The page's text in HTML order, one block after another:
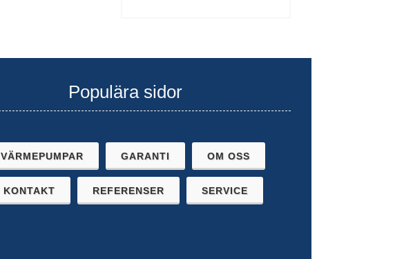
Populära sidor
VÄRMEPUMPAR GARANTI OM OSS
KONTAKT REFERENSER SERVICE